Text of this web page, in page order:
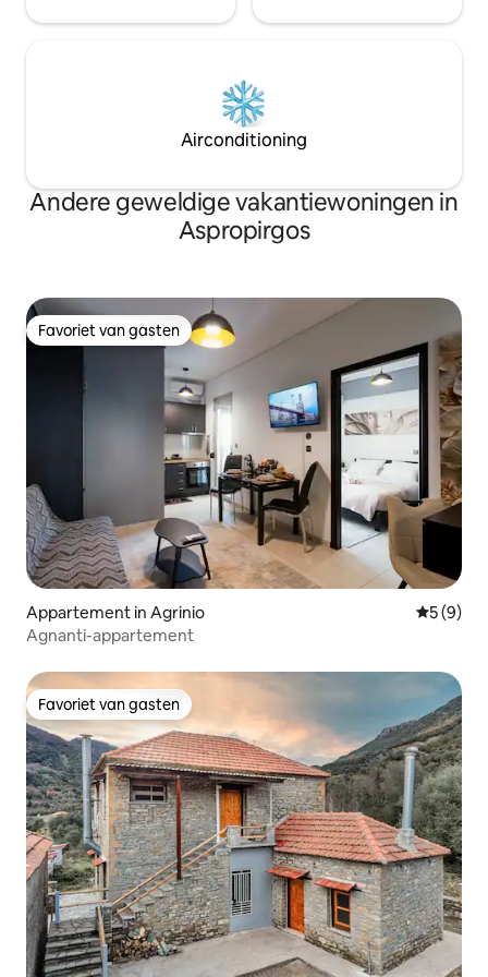
Airconditioning
Andere geweldige vakantiewoningen in
Aspropirgos
Favoriet van gasten
Favoriet van gasten
Appartement in Agrinio
5 (9)
Agnanti-appartement
Favoriet van gasten
Favoriet van gasten